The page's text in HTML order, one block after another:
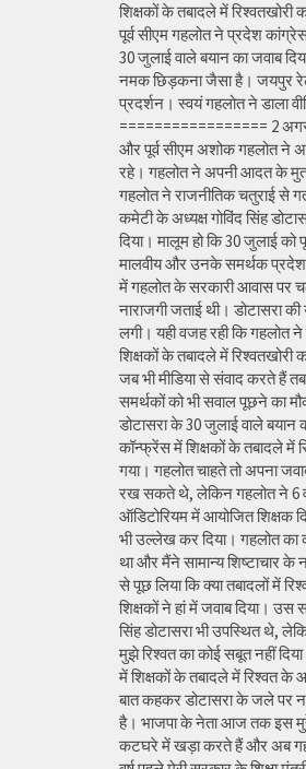
शिक्षकों के तबादले में रिश्वतखोरी
पूर्व सीएम गहलोत ने प्रदेश
30 जुलाई वाले बयान का जवाब
नमक छिड़कना जैसा है। जयपुर
प्रदर्शन। स्वयं गहलोत ने डाला
================= 2
और पूर्व सीएम अशोक गहलोत ने
रहे। गहलोत ने अपनी आदत के
गहलोत ने राजनीतिक चतुराई से
कमेटी के अध्यक्ष गोविंद सिंह
दिया। मालूम हो कि 30 जुलाई को
मालवीय और उनके समर्थक
में गहलोत के सरकारी आवास पर
नाराजगी जताई थी। डोटासरा
लगी। यही वजह रही कि गहलोत ने
शिक्षकों के तबादले में रिश्वतखोरी
जब भी मीडिया से संवाद करते हैं
समर्थकों को भी सवाल पूछने का
डोटासरा के 30 जुलाई वाले बयान
कॉन्फ्रेंस में शिक्षकों के तबादले में
गया। गहलोत चाहते तो अपना
रख सकते थे, लेकिन गहलोत ने 6
ऑडिटोरियम में आयोजित शिक्षक
भी उल्लेख कर दिया। गहलोत का
था और मैंने सामान्य शिष्टाचार के
से पूछ लिया कि क्या तबादलों में
शिक्षकों ने हां में जवाब दिया। उस
सिंह डोटासरा भी उपस्थित थे,
मुझे रिश्वत का कोई सबूत नहीं
में शिक्षकों के तबादले में रिश्वत
बात कहकर डोटासरा के जले पर
है। भाजपा के नेता आज तक इस
कटघरे में खड़ा करते हैं और अब